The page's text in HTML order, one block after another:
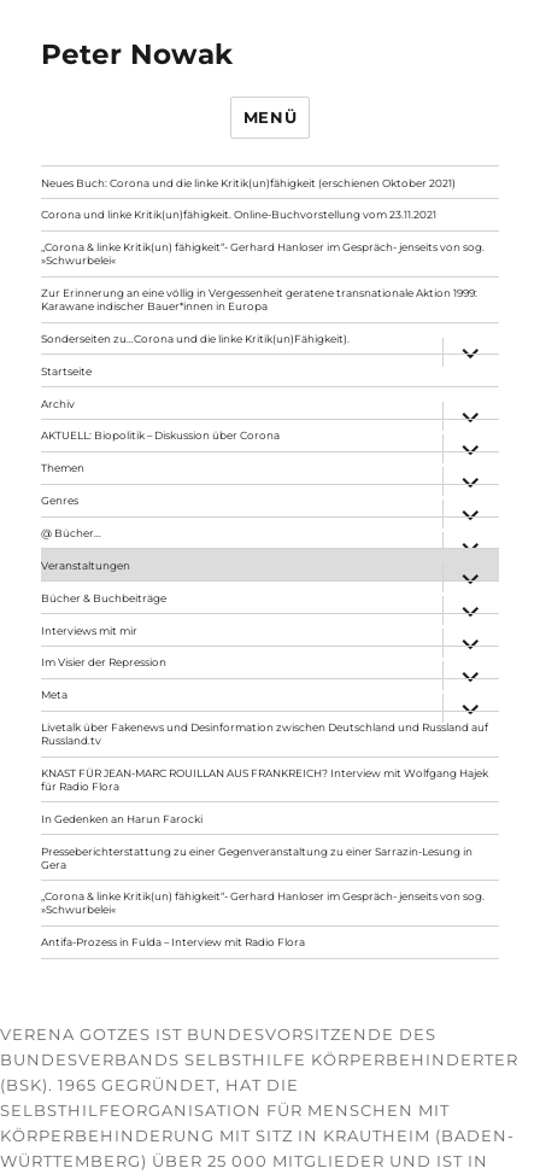
Peter Nowak
MENÜ
Neues Buch: Corona und die linke Kritik(un)fähigkeit (erschienen Oktober 2021)
Corona und linke Kritik(un)fähigkeit. Online-Buchvorstellung vom 23.11.2021
„Corona & linke Kritik(un) fähigkeit“- Gerhard Hanloser im Gespräch- jenseits von sog.
»Schwurbelei«
Zur Erinnerung an eine völlig in Vergessenheit geratene transnationale Aktion 1999:
Karawane indischer Bauer*innen in Europa
Sonderseiten zu…Corona und die linke Kritik(un)Fähigkeit).
anzeigen
Startseite
Archiv
anzeigen
AKTUELL: Biopolitik – Diskussion über Corona
anzeigen
Themen
anzeigen
Genres
anzeigen
@ Bücher…
Veranstaltungen
anzeigen
Bücher & Buchbeiträge
anzeigen
Interviews mit mir
anzeigen
Im Visier der Repression
anzeigen
Meta
anzeigen
Livetalk über Fakenews und Desinformation zwischen Deutschland und Russland auf
Russland.tv
KNAST FÜR JEAN-MARC ROUILLAN AUS FRANKREICH? Interview mit Wolfgang Hajek
für Radio Flora
In Gedenken an Harun Farocki
Presseberichterstattung zu einer Gegenveranstaltung zu einer Sarrazin-Lesung in
Gera
„Corona & linke Kritik(un) fähigkeit“- Gerhard Hanloser im Gespräch- jenseits von sog.
»Schwurbelei«
Antifa-Prozess in Fulda – Interview mit Radio Flora
VERENA GOTZES IST BUNDESVORSITZENDE DES
BUNDESVERBANDS SELBSTHILFE KÖRPERBEHINDERTER
(BSK). 1965 GEGRÜNDET, HAT DIE
SELBSTHILFEORGANISATION FÜR MENSCHEN MIT
KÖRPERBEHINDERUNG MIT SITZ IN KRAUTHEIM (BADEN-
WÜRTTEMBERG) ÜBER 25 000 MITGLIEDER UND IST IN